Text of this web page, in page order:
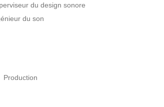
du design sonore
du son
Production